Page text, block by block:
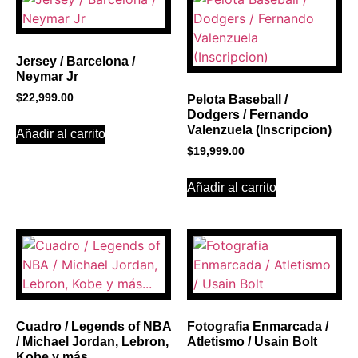
Click Here
Jersey / Barcelona /
Neymar Jr
$22,999.00
Añadir al carrito
Pelota Baseball /
Dodgers / Fernando
Valenzuela (Inscripcion)
$19,999.00
Añadir al carrito
Cuadro / Legends of NBA
/ Michael Jordan, Lebron,
Fotografia Enmarcada /
Atletismo / Usain Bolt